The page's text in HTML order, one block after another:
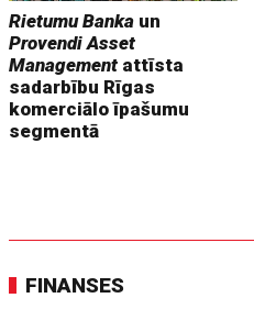
Rietumu Banka un
Provendi Asset
Management attīsta
sadarbību Rīgas
komerciālo īpašumu
segmentā
FINANSES